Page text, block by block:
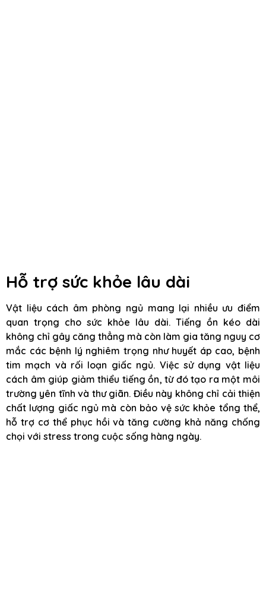
Hỗ trợ sức khỏe lâu dài
Vật liệu cách âm phòng ngủ mang lại nhiều ưu điểm
quan trọng cho sức khỏe lâu dài. Tiếng ồn kéo dài
không chỉ gây căng thẳng mà còn làm gia tăng nguy cơ
mắc các bệnh lý nghiêm trọng như huyết áp cao, bệnh
tim mạch và rối loạn giấc ngủ. Việc sử dụng vật liệu
cách âm giúp giảm thiểu tiếng ồn, từ đó tạo ra một môi
trường yên tĩnh và thư giãn. Điều này không chỉ cải thiện
chất lượng giấc ngủ mà còn bảo vệ sức khỏe tổng thể,
hỗ trợ cơ thể phục hồi và tăng cường khả năng chống
chọi với stress trong cuộc sống hàng ngày.